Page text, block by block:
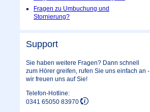
Fragen zu Umbuchung und
Stornierung?
Support
Sie haben weitere Fragen? Dann schnell
zum Hörer greifen, rufen Sie uns einfach an -
wir freuen uns auf Sie!
Telefon-Hotline:
0341 65050 83970